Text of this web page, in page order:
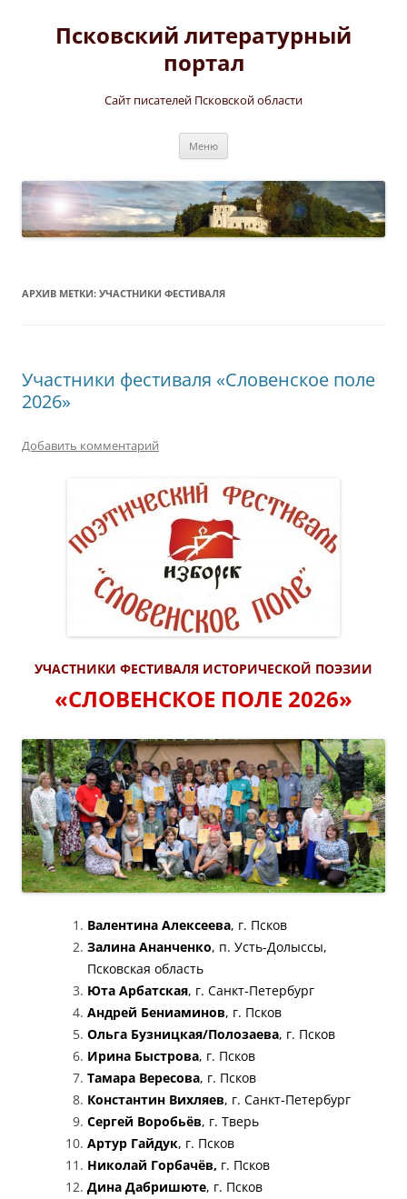
содержимому
Псковский литературный
портал
Сайт писателей Псковской области
Меню
АРХИВ МЕТКИ: УЧАСТНИКИ ФЕСТИВАЛЯ
Участники фестиваля «Словенское поле
2026»
Добавить комментарий
УЧАСТНИКИ ФЕСТИВАЛЯ ИСТОРИЧЕСКОЙ ПОЭЗИИ
«СЛОВЕНСКОЕ ПОЛЕ 2026»
Валентина Алексеева, г. Псков
Залина Ананченко, п. Усть-Долыссы,
Псковская область
Юта Арбатская, г. Санкт-Петербург
Андрей Бениаминов, г. Псков
Ольга Бузницкая/Полозаева, г. Псков
Ирина Быстрова, г. Псков
Тамара Вересова, г. Псков
Константин Вихляев, г. Санкт-Петербург
Сергей Воробьёв, г. Тверь
Артур Гайдук, г. Псков
Николай Горбачёв, г. Псков
Дина Дабришюте, г. Псков